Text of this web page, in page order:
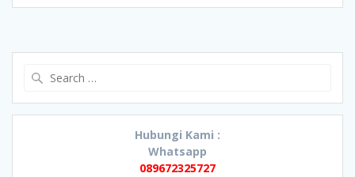
Hubungi Kami :
Whatsapp
089672325727